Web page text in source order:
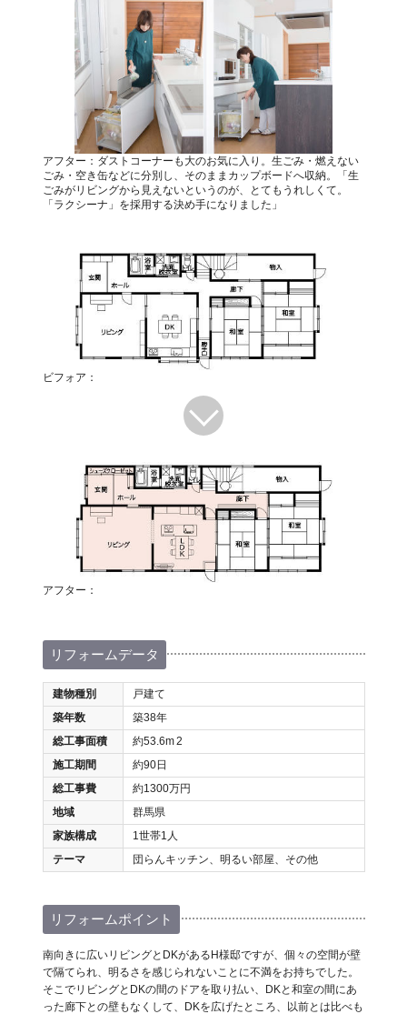
アフター：ダストコーナーも大のお気に入り。生ごみ・燃えない
ごみ・空き缶などに分別し、そのままカップボードへ収納。「生
ごみがリビングから見えないというのが、とてもうれしくて。
「ラクシーナ」を採用する決め手になりました」
ビフォア：
アフター：
リフォームデータ
建物種別
戸建て
築年数
築38年
総工事面積
約53.6m2
施工期間
約90日
総工事費
約1300万円
地域
群馬県
家族構成
1世帯1人
テーマ
団らんキッチン、明るい部屋、その他
リフォームポイント
南向きに広いリビングとDKがあるH様邸ですが、個々の空間が壁
で隔てられ、明るさを感じられないことに不満をお持ちでした。
そこでリビングとDKの間のドアを取り払い、DKと和室の間にあ
った廊下との壁もなくして、DKを広げたところ、以前とは比べも